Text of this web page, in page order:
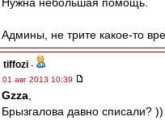
Админы, не трите какое-то
tiffozi -
01 авг 2013 10:39
Gzza
Брызгалова давно списали? ))